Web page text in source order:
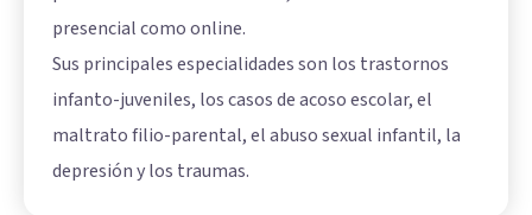
presencial como online.
Sus principales especialidades son los trastornos
infanto-juveniles, los casos de acoso escolar, el
maltrato filio-parental, el abuso sexual infantil, la
depresión y los traumas.